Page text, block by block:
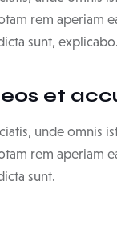
rem aperiam
sunt, explicabo.
et
unde omnis
rem aperiam
sunt.